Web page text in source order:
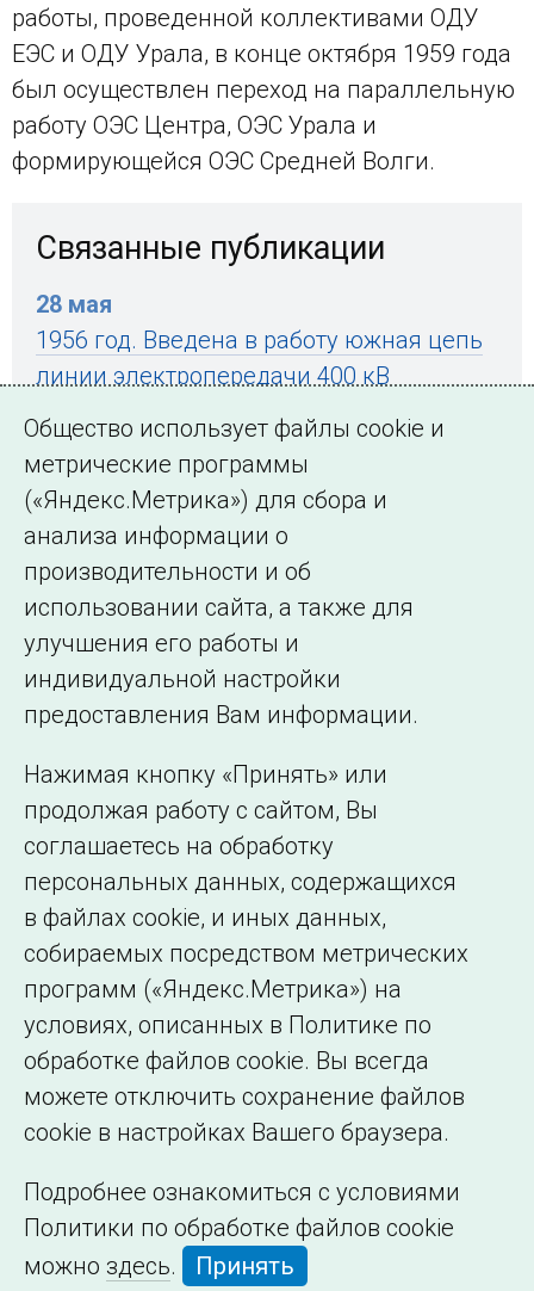
работы, проведенной коллективами ОДУ
ЕЭС и ОДУ Урала, в конце октября 1959 года
был осуществлен переход на параллельную
работу ОЭС Центра, ОЭС Урала и
формирующейся ОЭС Средней Волги.
Связанные публикации
28 мая
1956 год. Введена в работу южная цепь
линии электропередачи 400 кВ
Куйбышев – Москва протяженностью
815 км
← Все публикации
©2005–2026 АО «СО ЕЭС»
Филиалы и
представительства
Сведения об
образовательной
организации
Общество использует файлы cookie и
метрические программы
(«Яндекс.Метрика») для сбора и
анализа информации о
производительности и об
использовании сайта, а также для
улучшения его работы и
индивидуальной настройки
предоставления Вам информации.
Нажимая кнопку «Принять» или
продолжая работу с сайтом, Вы
соглашаетесь на обработку
персональных данных, содержащихся
в файлах cookie, и иных данных,
собираемых посредством метрических
программ («Яндекс.Метрика») на
условиях, описанных в Политике по
обработке файлов cookie. Вы всегда
можете отключить сохранение файлов
cookie в настройках Вашего браузера.
Подробнее ознакомиться с условиями
Политики по обработке файлов cookie
можно здесь. Принять